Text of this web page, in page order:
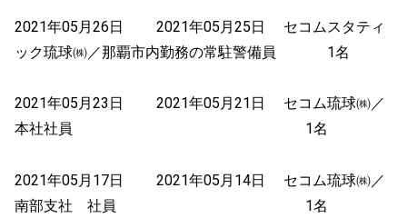
2021年05月26日 2021年05月25日 セコムスタティ
ック琉球㈱／那覇市内勤務の常駐警備員 1名
2021年05月23日 2021年05月21日 セコム琉球㈱／
本社社員 1名
2021年05月17日 2021年05月14日 セコム琉球㈱／
南部支社 社員 1名